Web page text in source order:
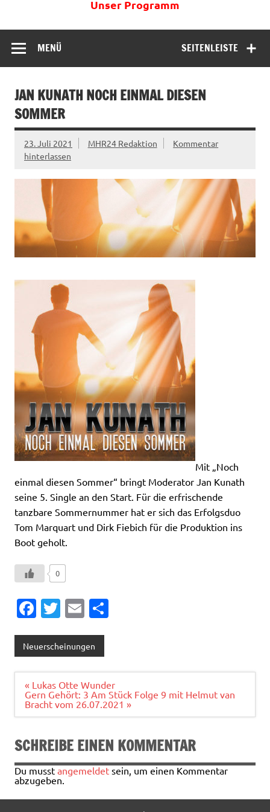
Unser Programm
SEITENLEISTE
MENÜ
JAN KUNATH NOCH EINMAL DIESEN
SOMMER
23. Juli 2021 MHR24 Redaktion
Kommentar
hinterlassen
Mit „Noch
einmal diesen Sommer“ bringt Moderator Jan Kunath
seine 5. Single an den Start. Für die erfrischende
tanzbare Sommernummer hat er sich das Erfolgsduo
Tom Marquart und Dirk Fiebich für die Produktion ins
Boot geholt.
0
Fa
e
b
o
o
k
T
it
te
r
E
ai
l
n
Neuerscheinungen
Beitragsnavigation
« Lukas Otte Wunder
Gern Gehört: 3 Am Stück Folge 9 mit Helmut van
Bracht vom 26.07.2021 »
SCHREIBE EINEN KOMMENTAR
Du musst angemeldet sein, um einen Kommentar
abzugeben.